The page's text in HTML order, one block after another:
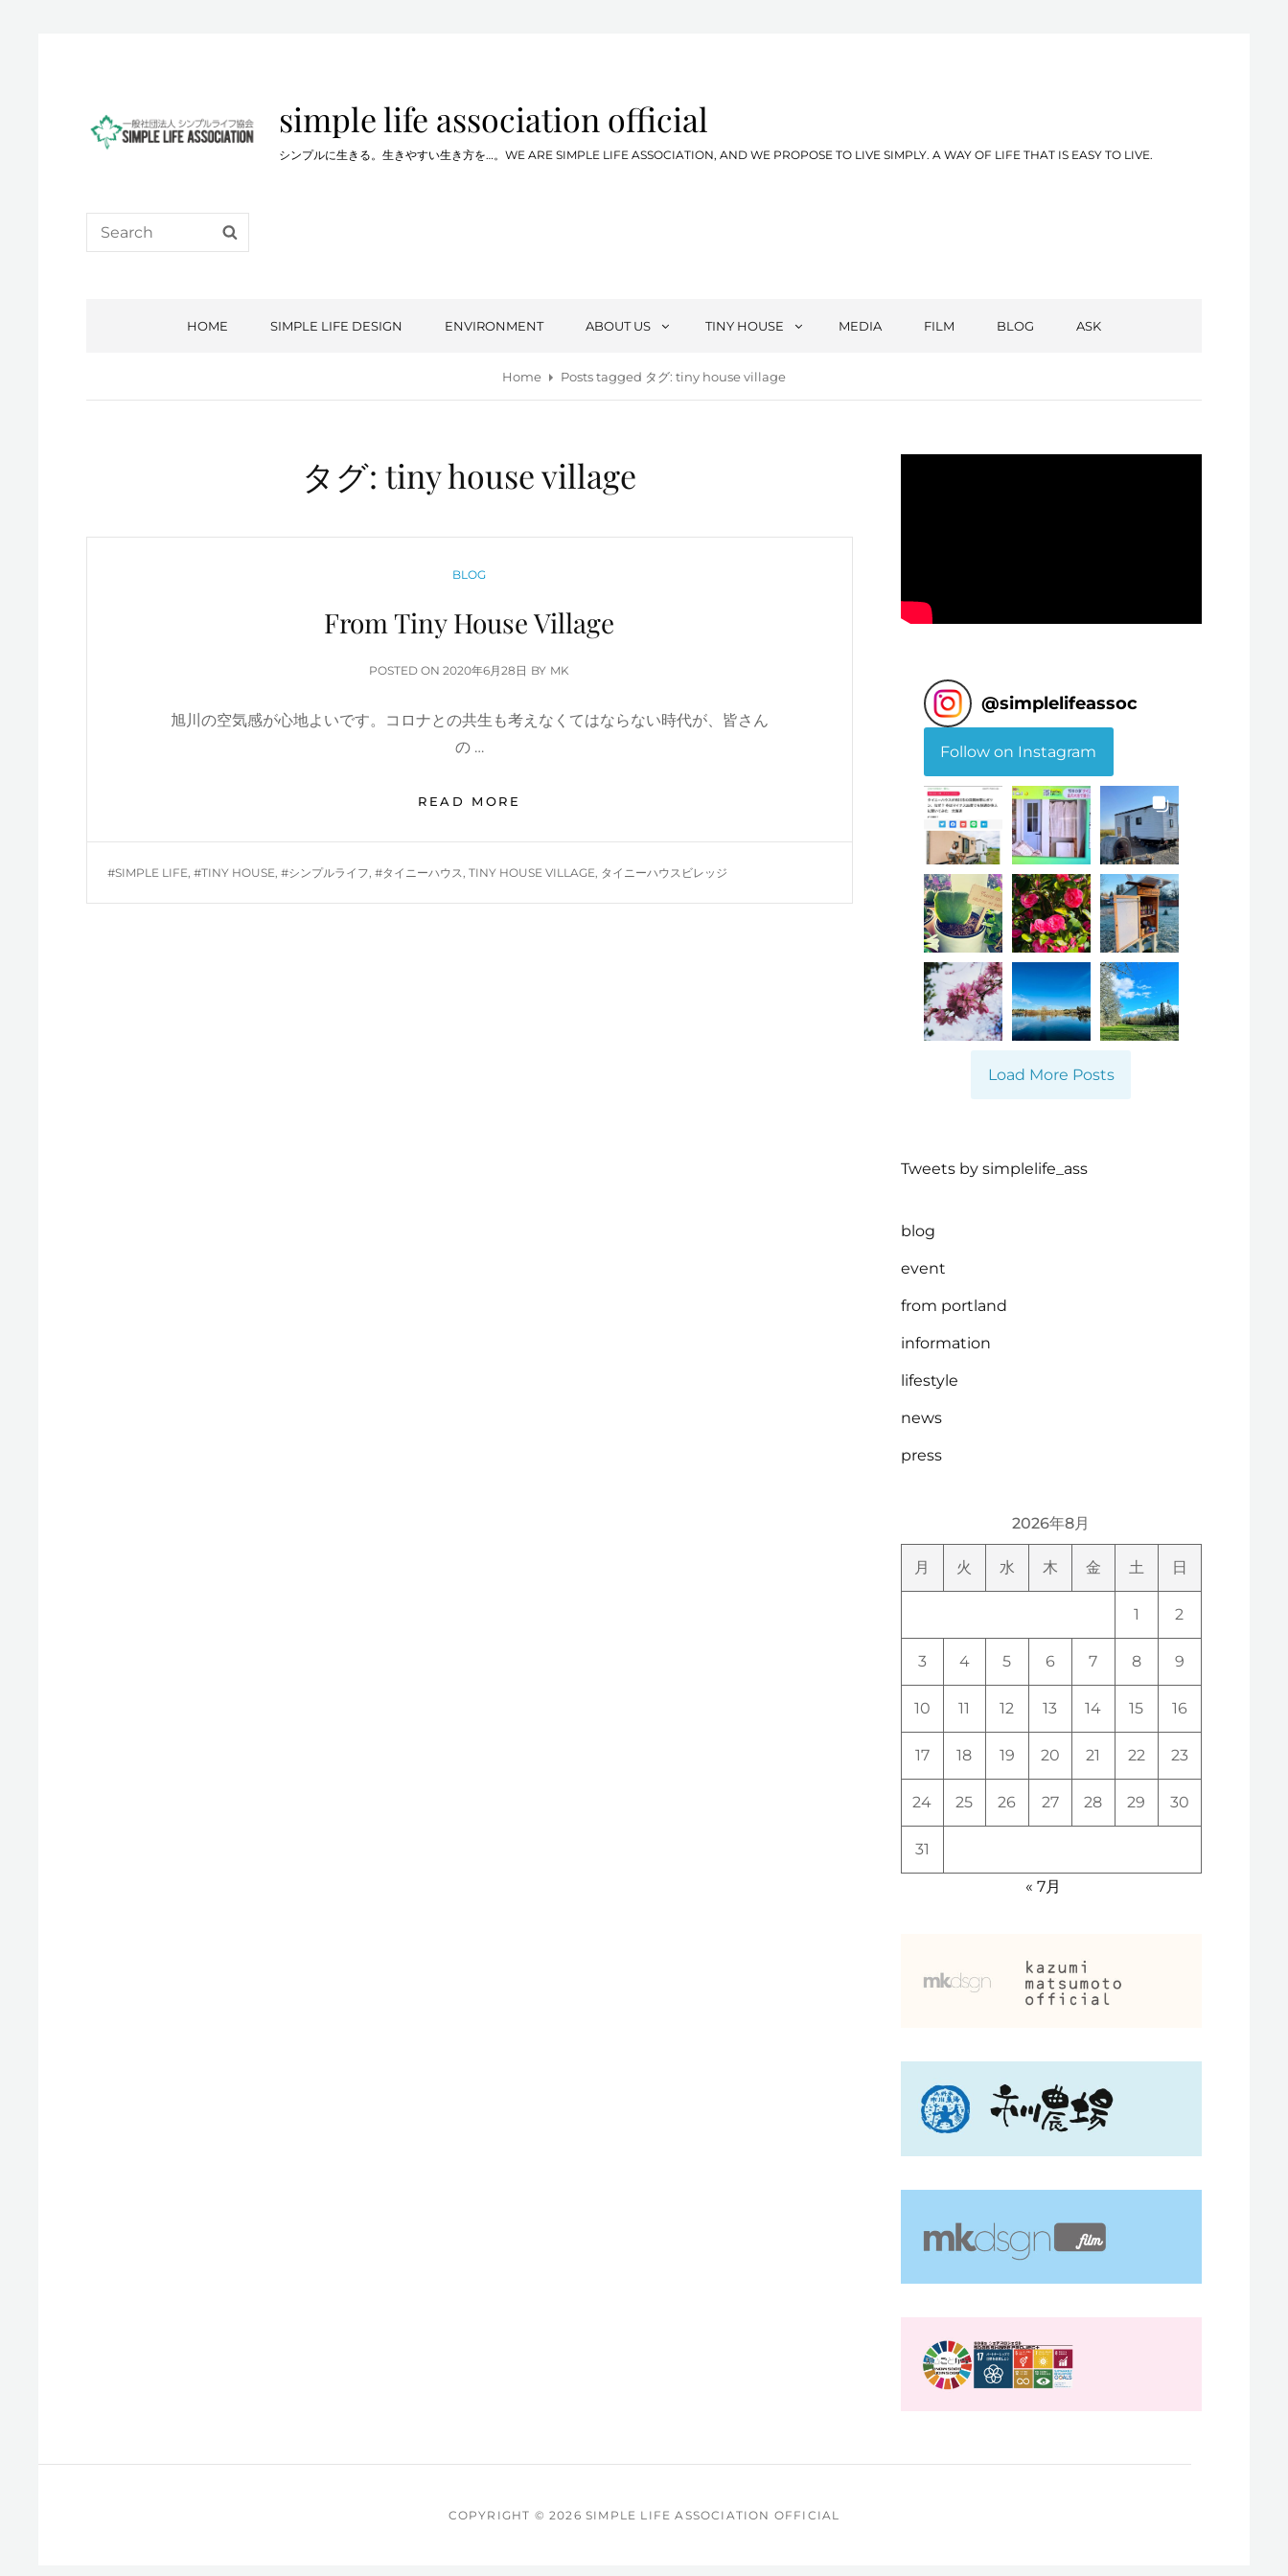
simple life association official
シンプルに生きる。生きやすい生き方を…。WE ARE SIMPLE LIFE ASSOCIATION, AND WE PROPOSE TO LIVE SIMPLY. A WAY OF LIFE THAT IS EASY TO LIVE.
Search
for:
HOME SIMPLE LIFE DESIGN ENVIRONMENT ABOUT US TINY HOUSE MEDIA FILM BLOG ASK
Home Posts tagged タグ: tiny house village
タグ:tiny house village
CATEGORIES
BLOG
From Tiny House Village
POSTED ONPOSTED
2020年6月28日 BY MK
旭川の空気感が心地よいです。コロナとの共生も考えなくてはならない時代が、皆さん
の …
READ MORE
HOUSE
TAGS
#SIMPLE LIFE ,#TINY HOUSE ,#シンプルライフ ,#タイニーハウス ,TINY HOUSE VILLAGE タイニーハウスビレッジ
@simplelifeassoc
Follow on Instagram
Load More Posts
Tweets by simplelife_ass
blog
event
from portland
information
lifestyle
news
press
2026年8月
月 火 水 木 金 土 日
1 2
3 4 5 6 7 8 9
10 11 12 13 14 15 16
17 18 19 20 21 22 23
24 25 26 27 28 29 30
31
« 7月
COPYRIGHT © 2026 SIMPLE LIFE ASSOCIATION OFFICIAL